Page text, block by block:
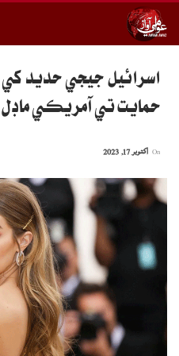
اسرائيل جيجي حديد
حمايت تي آمريڪي
اکتوبر 17, 2023